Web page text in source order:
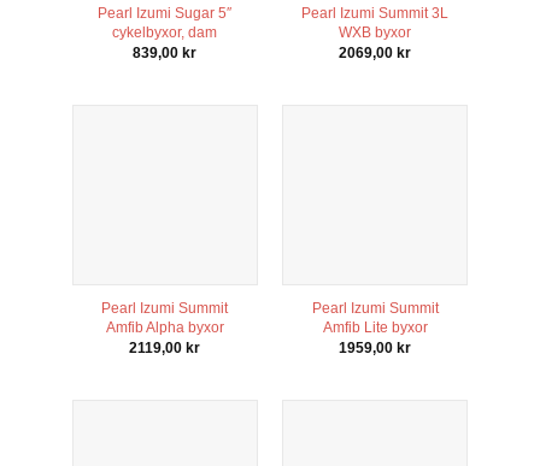
Pearl Izumi Sugar 5″
cykelbyxor, dam
839,00kr
Pearl Izumi Summit 3L
WXB byxor
2069,00kr
Pearl Izumi Summit
Amfib Alpha byxor
2119,00 kr
Pearl Izumi Summit
Amfib Lite byxor
1959,00 kr